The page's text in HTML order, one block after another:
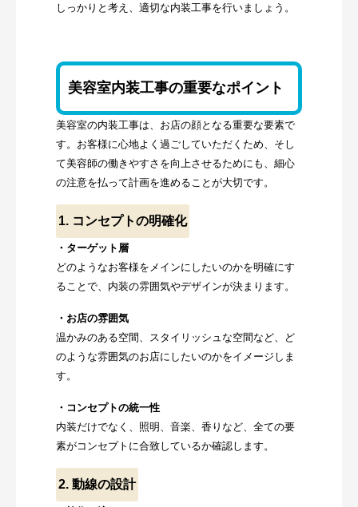
しっかりと考え、適切な内装工事を行いましょう。
美容室内装工事の重要なポイント
美容室の内装工事は、お店の顔となる重要な要素で
す。お客様に心地よく過ごしていただくため、そし
て美容師の働きやすさを向上させるためにも、細心
の注意を払って計画を進めることが大切です。
1. コンセプトの明確化
・ターゲット層
どのようなお客様をメインにしたいのかを明確にす
ることで、内装の雰囲気やデザインが決まります。
・お店の雰囲気
温かみのある空間、スタイリッシュな空間など、ど
のような雰囲気のお店にしたいのかをイメージしま
す。
・コンセプトの統一性
内装だけでなく、照明、音楽、香りなど、全ての要
素がコンセプトに合致しているか確認します。
2. 動線の設計